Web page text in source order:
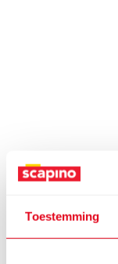
Toestemming